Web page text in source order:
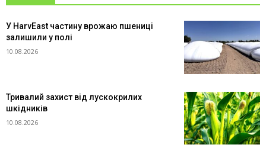
У HarvEast частину врожаю пшениці
залишили у полі
10.08.2026
Тривалий захист від лускокрилих
шкідників
10.08.2026